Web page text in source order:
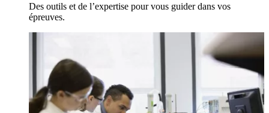
Des outils et de l’expertise pour vous guider dans vos
épreuves.